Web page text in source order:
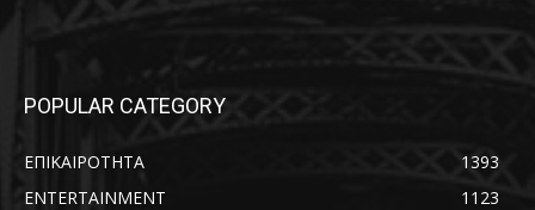
POPULAR CATEGORY
ΕΠΙΚΑΙΡΟΤΗΤΑ
1393
ENTERTAINMENT
1123